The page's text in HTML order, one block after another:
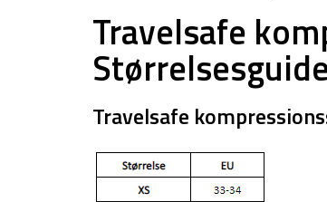
Travelsafe
Travelsafe